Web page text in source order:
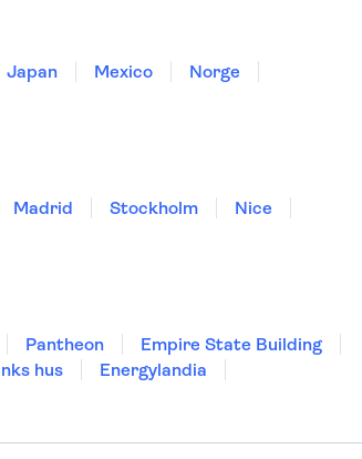
Japan Mexico
Norge
Madrid Stockholm
Nice
Pantheon
Empire State Building
hus
Energylandia